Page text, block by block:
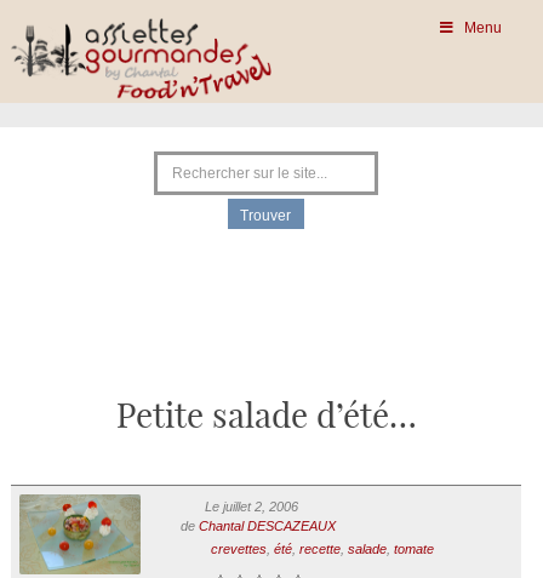
Menu
Petite salade d’été…
Le juillet 2, 2006
de Chantal DESCAZEAUX
crevettes, été, recette, salade, tomate